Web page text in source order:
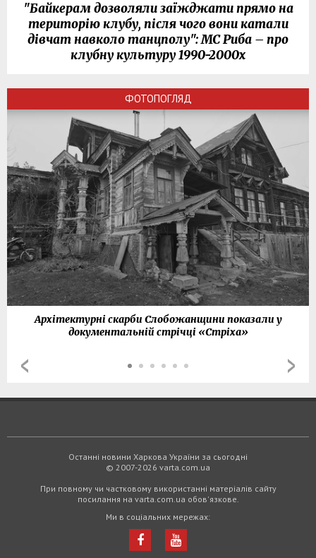
"Байкерам дозволяли заїжджати прямо на
територію клубу, після чого вони катали
дівчат навколо танцполу": МС Риба – про
клубну культуру 1990-2000х
ФОТОПОГЛЯД
Архітектурні скарби Слобожанщини показали у
документальній стрічці «Стріха»
Останні новини Харкова України за сьогодні
© 2007-2026 varta.com.ua
При повному чи частковому використанні матеріалів сайту
посилання на varta.com.ua обов'язкове.
Ми в соціальних мережах: